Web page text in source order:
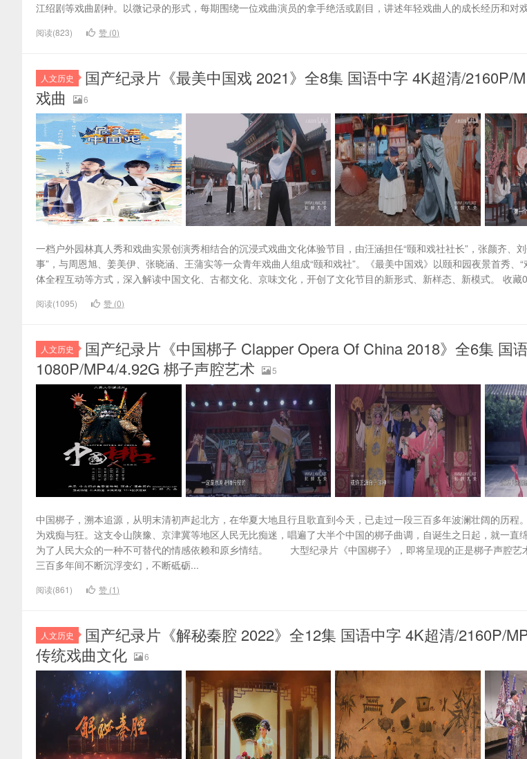
江绍剧等戏曲剧种。以微记录的形式，每期围绕一位戏曲演员的拿手绝活或剧目，讲述年轻戏曲人的成长经历和对
阅读(823) 赞 (0)
人文历史
国产纪录片《最美中国戏 2021》全8集 国语中字 4K超清/2160P/
戏曲
6
一档户外园林真人秀和戏曲实景创演秀相结合的沉浸式戏曲文化体验节目，由汪涵担任“颐和戏社社长”，张颜齐、
事”，与周恩旭、姜美伊、张晓涵、王蒲实等一众青年戏曲人组成“颐和戏社”。《最美中国戏》以颐和园夜景首秀、
体全程互动等方式，深入解读中国文化、古都文化、京味文化，开创了文化节目的新形式、新样态、新模式。 收藏0
阅读(1095) 赞 (0)
人文历史
国产纪录片《中国梆子 Clapper Opera Of China 2018》全6集 国
1080P/MP4/4.92G 梆子声腔艺术
5
中国梆子，溯本追源，从明末清初声起北方，在华夏大地且行且歌直到今天，已走过一段三百多年波澜壮阔的历程
为戏痴与狂。这支令山陕豫、京津冀等地区人民无比痴迷，唱遍了大半个中国的梆子曲调，自诞生之日起，就一直
为了人民大众的一种不可替代的情感依赖和原乡情结。 大型纪录片《中国梆子》，即将呈现的正是梆子声腔艺
三百多年间不断沉浮变幻，不断砥砺...
阅读(861) 赞 (1)
人文历史
国产纪录片《解秘秦腔 2022》全12集 国语中字 4K超清/2160P/
传统戏曲文化
6